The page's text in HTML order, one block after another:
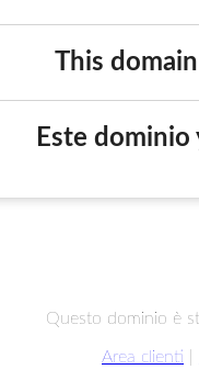
This
Este
Questo dominio è
Area clienti